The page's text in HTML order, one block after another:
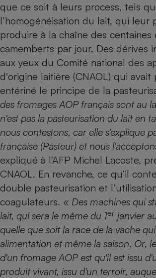
que ce soit à leurs process, tels
l’homogénéisation du lait, qui leur
produire à la chaîne des centaines
camemberts par jour. Des dérives
aux yeux du Comité national des
d'origine laitière (CNAOL) qui avait
entériné le principe de la
des fromages AOP français sont au
n'est pas la pasteurisation du lait en
nous contestons, car elle s'explique
française (Pasteur) et nous
expliqué à l'AFP Michel Lacoste,
CNAOL. En revanche, ce qu’il
double pasteurisation et
coagulateurs. « Des machines qui
lait, qui sera le même du 1er janvier
quelle que soit la race de la vache
alimentation et même la saison. Or,
d'un fromage AOP est qu'il est issu
produit vivant, issu d'un terroir,